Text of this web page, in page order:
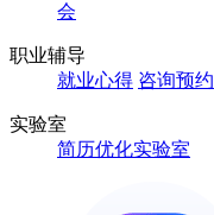
会
职业辅导
就业心得 咨询预约
实验室
简历优化实验室